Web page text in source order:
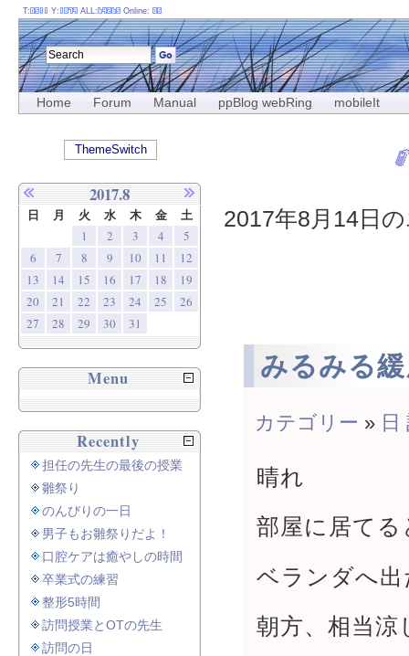
Home Forum Manual ppBlog webRing mobileIt
2017年8月14日
みるみる
カテゴリー » 日
晴れ
部屋に居て
ベランダへ
朝方、相当
T: Y: ALL: Online:
ThemeSwitch
2017.8
日 月 火 水 木 金 土
1 2 3 4
5
6
7 8 9 10 11
12
13
14 15 16 17 18
19
20
21 22 23 24 25
26
27
28 29 30 31
Menu
Recently
担任の先生の最後の授業
雛祭り
のんびりの一日
男子もお雛祭りだよ！
口腔ケアは癒やしの時間
卒業式の練習
整形5時間
訪問授業とOTの先生
訪問の日